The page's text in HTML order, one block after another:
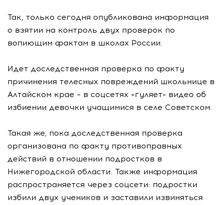
Так, только сегодня опубликована информация
о взятии на контроль двух проверок по
вопиющим фактам в школах России.
Идет доследственная проверка по факту
причинения телесных повреждений школьнице в
Алтайском крае – в соцсетях «гуляет» видео об
избиении девочки учащимися в селе Советском.
Такая же, пока доследственная проверка
организована по факту противоправных
действий в отношении подростков в
Нижегородской области. Также информация
распространяется через соцсети: подростки
избили двух учеников и заставили извиняться